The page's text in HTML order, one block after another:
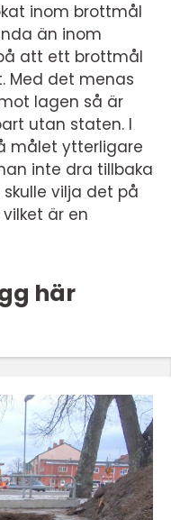
inom brottmål
än inom
att ett brottmål
Med det menas
lagen så är
utan staten. I
målet ytterligare
inte dra tillbaka
vilja det på
är en
här